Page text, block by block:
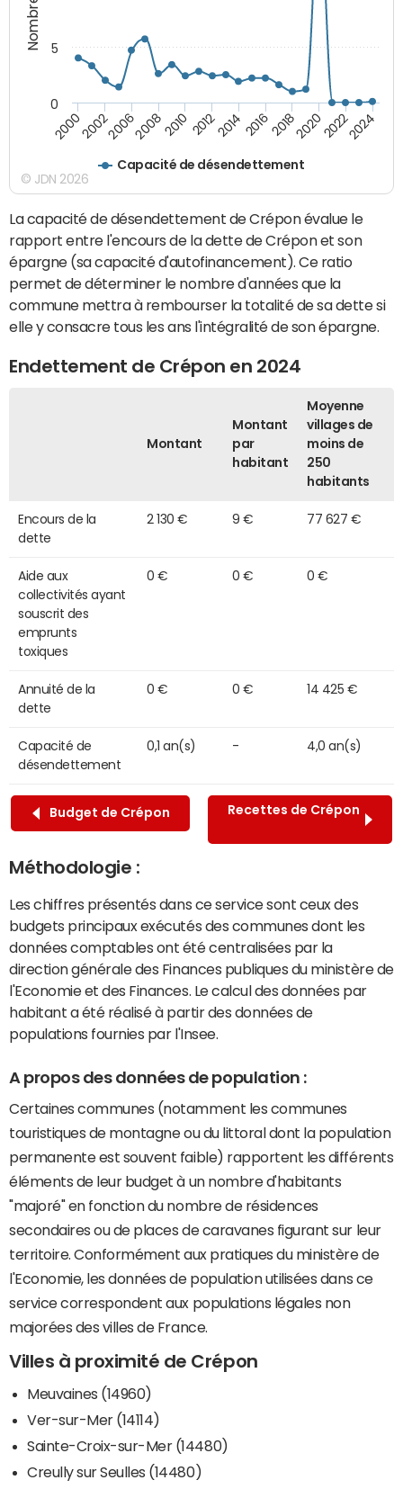
Capacité de désendettement
20002002200620082010 2012201420162018202020222024
0
5
© JDN 2026
La capacité de désendettement de Crépon évalue le
rapport entre l'encours de la dette de Crépon et son
épargne (sa capacité d'autofinancement). Ce ratio
permet de déterminer le nombre d'années que la
commune mettra à rembourser la totalité de sa dette si
elle y consacre tous les ans l'intégralité de son épargne.
Endettement de Crépon en 2024
Montant
Montant
par
habitant
Moyenne
villages de
moins de
250
habitants
Encours de la
dette
2 130 € 9 € 77 627 €
Aide aux
collectivités ayant
souscrit des
emprunts
toxiques
0 € 0 € 0 €
Annuité de la
dette
0 € 0 € 14 425 €
Capacité de
désendettement
0,1 an(s) - 4,0 an(s)
Budget de Crépon Recettes de Crépon
Méthodologie :
Les chiffres présentés dans ce service sont ceux des
budgets principaux exécutés des communes dont les
données comptables ont été centralisées par la
direction générale des Finances publiques du ministère de
l'Economie et des Finances. Le calcul des données par
habitant a été réalisé à partir des données de
populations fournies par l'Insee.
A propos des données de population :
Certaines communes (notamment les communes
touristiques de montagne ou du littoral dont la population
permanente est souvent faible) rapportent les différents
éléments de leur budget à un nombre d'habitants
"majoré" en fonction du nombre de résidences
secondaires ou de places de caravanes figurant sur leur
territoire. Conformément aux pratiques du ministère de
l'Economie, les données de population utilisées dans ce
service correspondent aux populations légales non
majorées des villes de France.
Villes à proximité de Crépon
Meuvaines (14960)
Ver-sur-Mer (14114)
Sainte-Croix-sur-Mer (14480)
Creully sur Seulles (14480)